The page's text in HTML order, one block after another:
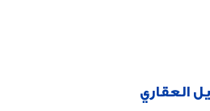
العقاري